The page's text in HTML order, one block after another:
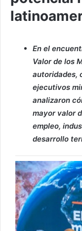
En el
Valor de los
autoridades,
ejecutivos
analizaron
mayor valor
empleo,
desarrollo